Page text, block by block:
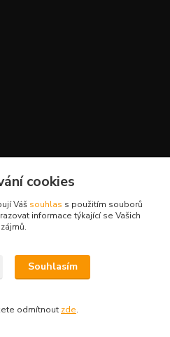
cookies
Váš souhlas s použitím souborů
informace týkající se Vašich
zájmů.
Souhlasím
odmítnout zde.